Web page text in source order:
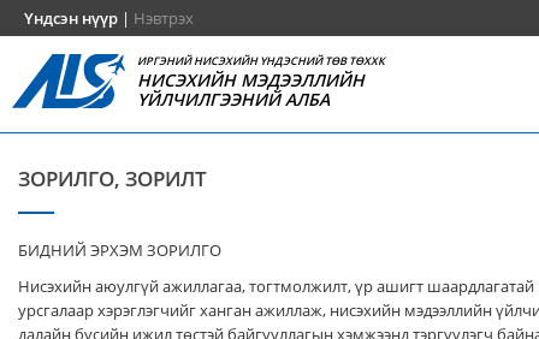
Үндсэн нүүр | Нэвтрэх
ИРГЭНИЙ НИСЭХИЙН ҮНДЭСНИЙ ТӨВ ТӨХХК
НИСЭХИЙН МЭДЭЭЛЛИЙН
ҮЙЛЧИЛГЭЭНИЙ АЛБА
ЗОРИЛГО, ЗОРИЛТ
БИДНИЙ ЭРХЭМ ЗОРИЛГО
Нисэхийн аюулгүй ажиллагаа, тогтмолжилт, үр ашигт шаардлагатай
урсгалаар хэрэглэгчийг ханган ажиллаж, нисэхийн мэдээллийн
далайн бүсийн ижил төстэй байгууллагын хэмжээнд тэргүүлэгч